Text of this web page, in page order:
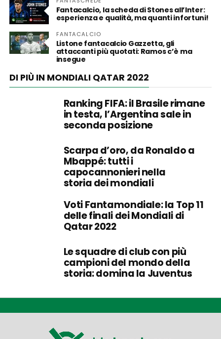
Fantacalcio, la scheda di Stones all’Inter:
esperienza e qualità, ma quanti infortuni!
FANTACALCIO
Listone fantacalcio Gazzetta, gli
attaccanti più quotati: Ramos c’è ma
insegue
DI PIÙ IN MONDIALI QATAR 2022
Ranking FIFA: il Brasile rimane
in testa, l’Argentina sale in
seconda posizione
Scarpa d’oro, da Ronaldo a
Mbappé: tutti i
capocannonieri nella
storia dei mondiali
Voti Fantamondiale: la Top 11
delle finali dei Mondiali di
Qatar 2022
Le squadre di club con più
campioni del mondo della
storia: domina la Juventus